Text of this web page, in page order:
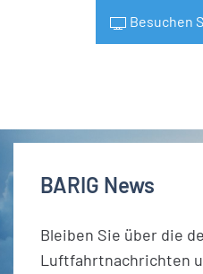
Besuchen
BARIG News
Bleiben Sie über die
Luftfahrtnachrichten